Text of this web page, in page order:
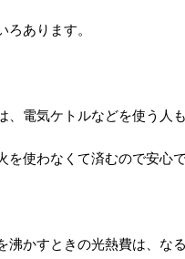
ろあります。
、電気ケトルなどを使う人も
を使わなくて済むので安心で
沸かすときの光熱費は、な